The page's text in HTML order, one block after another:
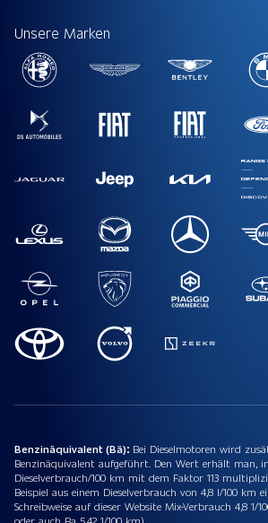
Unsere Marken
Benzinäquivalent (Bä): Bei Dieselmotoren wird
Benzinäquivalent aufgeführt. Den Wert erhält man,
Dieselverbrauch/100 km mit dem Faktor 113
Beispiel aus einem Dieselverbrauch von 4,8 l/100 km
Schreibweise auf dieser Website Mix-Verbrauch 4,8 1/
oder auch Ba 5,42 1/100 km).